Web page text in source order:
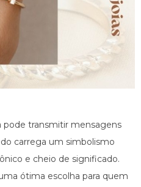
transmitir mensagens
carrega um simbolismo
e cheio de significado.
ótima escolha para quem